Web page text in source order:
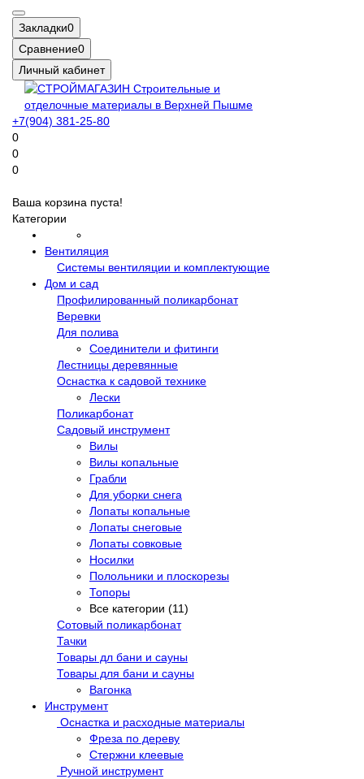
Закладки0
Сравнение0
Личный кабинет
+7(904) 381-25-80
0
0
0
Ваша корзина пуста!
Категории
Вентиляция
Системы вентиляции и комплектующие
Дом и сад
Профилированный поликарбонат
Веревки
Для полива
Соединители и фитинги
Лестницы деревянные
Оснастка к садовой технике
Лески
Поликарбонат
Садовый инструмент
Вилы
Вилы копальные
Грабли
Для уборки снега
Лопаты копальные
Лопаты снеговые
Лопаты совковые
Носилки
Полольники и плоскорезы
Топоры
Все категории (11)
Сотовый поликарбонат
Тачки
Товары дл бани и сауны
Товары для бани и сауны
Вагонка
Инструмент
Оснастка и расходные материалы
Фреза по дереву
Стержни клеевые
Ручной инструмент